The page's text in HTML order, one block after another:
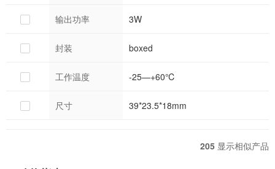
输出功率 3W
封装 boxed
工作温度 -25—+60℃
尺寸 39*23.5*18mm
205 显示相似产品